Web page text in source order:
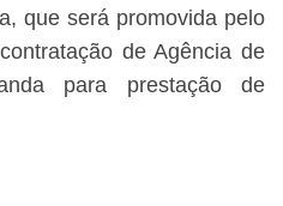
que será promovida pelo
de Agência de
para prestação de